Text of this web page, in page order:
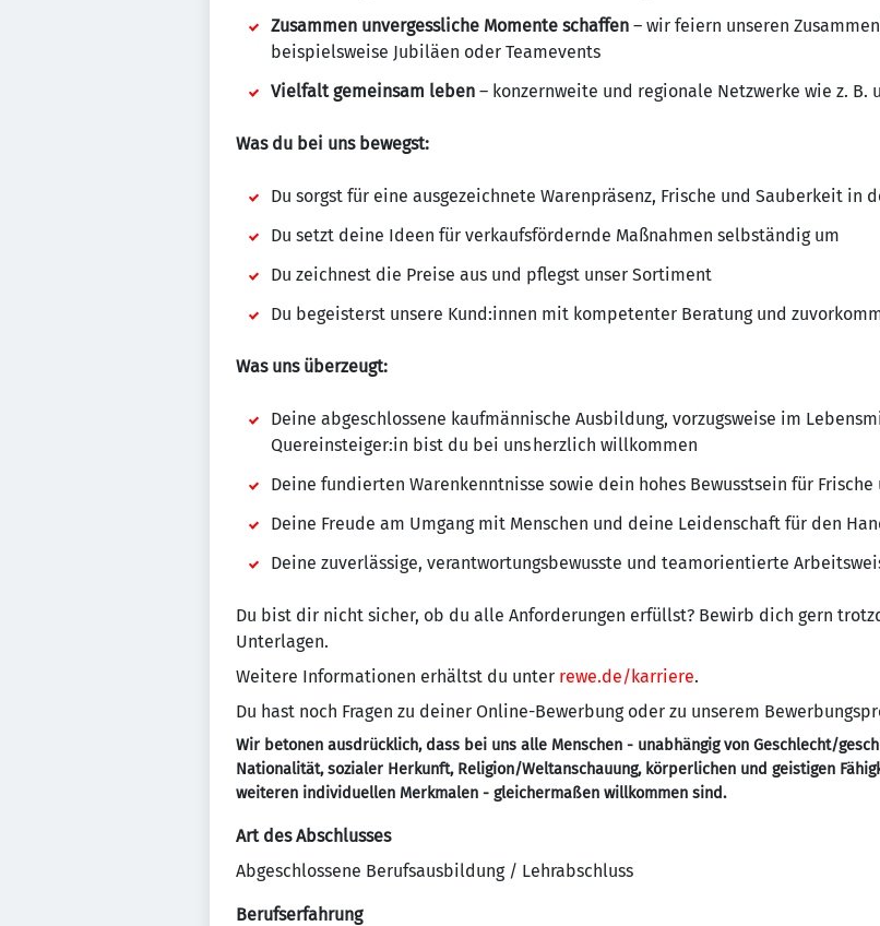
Zusammen unvergessliche Momente schaffen – wir feiern unseren
beispielsweise Jubiläen oder Teamevents
Vielfalt gemeinsam leben – konzernweite und regionale Netzwerke wie z. B.
Was du bei uns bewegst:
Du sorgst für eine ausgezeichnete Warenpräsenz, Frische und Sauberkeit in
Du setzt deine Ideen für verkaufsfördernde Maßnahmen selbständig um
Du zeichnest die Preise aus und pflegst unser Sortiment
Du begeisterst unsere Kund:innen mit kompetenter Beratung und
Was uns überzeugt:
Deine abgeschlossene kaufmännische Ausbildung, vorzugsweise im
Quereinsteiger:in bist du bei uns herzlich willkommen
Deine fundierten Warenkenntnisse sowie dein hohes Bewusstsein für
Deine Freude am Umgang mit Menschen und deine Leidenschaft für den
Deine zuverlässige, verantwortungsbewusste und teamorientierte
Du bist dir nicht sicher, ob du alle Anforderungen erfüllst? Bewirb dich gern
Unterlagen.
Weitere Informationen erhältst du unter rewe.de/karriere.
Du hast noch Fragen zu deiner Online-Bewerbung oder zu unserem
Wir betonen ausdrücklich, dass bei uns alle Menschen - unabhängig von Geschlecht/
Nationalität, sozialer Herkunft, Religion/Weltanschauung, körperlichen und geistigen
weiteren individuellen Merkmalen - gleichermaßen willkommen sind.
Art des Abschlusses
Abgeschlossene Berufsausbildung / Lehrabschluss
Berufserfahrung